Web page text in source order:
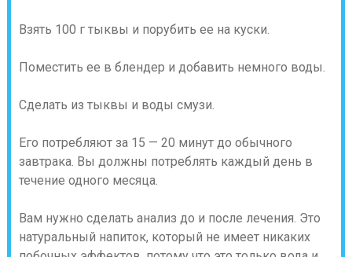
Взять 100 г тыквы и порубить ее на куски.
Поместить ее в блендер и добавить немного воды.
Сделать из тыквы и воды смузи.
Его потребляют за 15 — 20 минут до обычного
завтрака. Вы должны потреблять каждый день в
течение одного месяца.
Вам нужно сделать анализ до и после лечения. Это
натуральный напиток, который не имеет никаких